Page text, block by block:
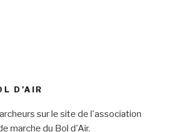
D’AIR
sur le site de l'association
marche du Bol d'Air.